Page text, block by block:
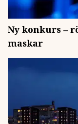
Ny konkurs –
maskar